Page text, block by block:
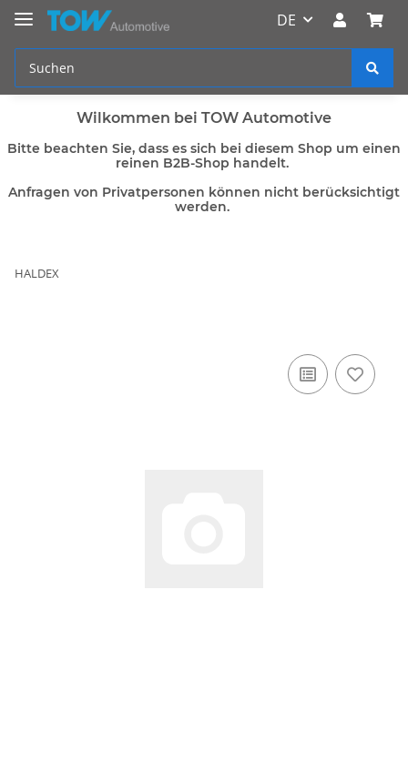
DE
Wilkommen bei TOW Automotive
Bitte beachten Sie, dass es sich bei diesem Shop um einen
reinen B2B-Shop handelt.
Anfragen von Privatpersonen können nicht berücksichtigt
werden.
HALDEX